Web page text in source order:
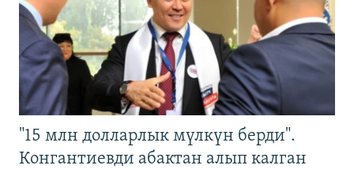
"15 млн долларлык мүлкүн берди".
Конгантиевди абактан алып калган